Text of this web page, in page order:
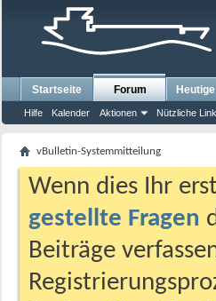
Startseite Forum
Hilfe Kalender Aktionen Nützliche
vBulletin-Systemmitteilung
Wenn dies Ihr
gestellte Fragen
Beiträge